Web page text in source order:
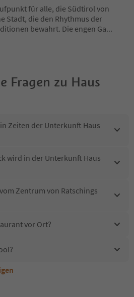
für alle, die Südtirol von
Stadt, die den Rhythmus der
bewahrt. Die engen Ga...
Fragen zu Haus
Zeiten der Unterkunft Haus
wird in der Unterkunft Haus
Zentrum von Ratschings
vor Ort?
Haus Kofler erlaubt?
Kofler?
Südtirol